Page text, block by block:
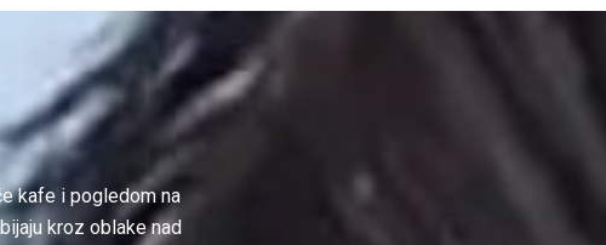
kafe i pogledom na
kroz oblake nad